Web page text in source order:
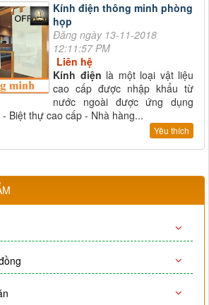
Kính điện thông minh phòng
họp
Đăng ngày 13-11-2018
12:11:57 PM
Liên hệ
Kính điện là một loại vật liệu
cao cấp được nhập khẩu từ
nước ngoài được ứng dụng
Biệt thự cao cấp - Nhà hàng...
Yêu thích